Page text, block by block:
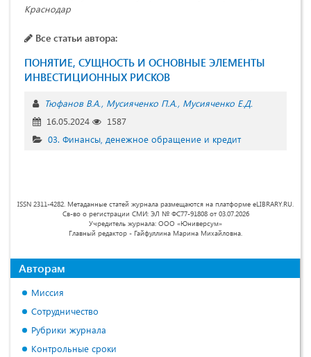
Краснодар
Все статьи автора:
ПОНЯТИЕ, СУЩНОСТЬ И ОСНОВНЫЕ ЭЛЕМЕНТЫ
ИНВЕСТИЦИОННЫХ РИСКОВ
Тюфанов В.А. Мусияченко П.А. Мусияченко Е.Д.
16.05.2024
1587
03. Финансы, денежное обращение и кредит
ISSN 2311-4282. Метаданные статей журнала размещаются на платформе eLIBRARY.RU.
Св-во о регистрации СМИ: ЭЛ № ФС77-91808 от 03.07.2026
Учредитель журнала: ООО «Юниверсум»
Главный редактор - Гайфуллина Марина Михайловна.
Авторам
Миссия
Сотрудничество
Рубрики журнала
Контрольные сроки